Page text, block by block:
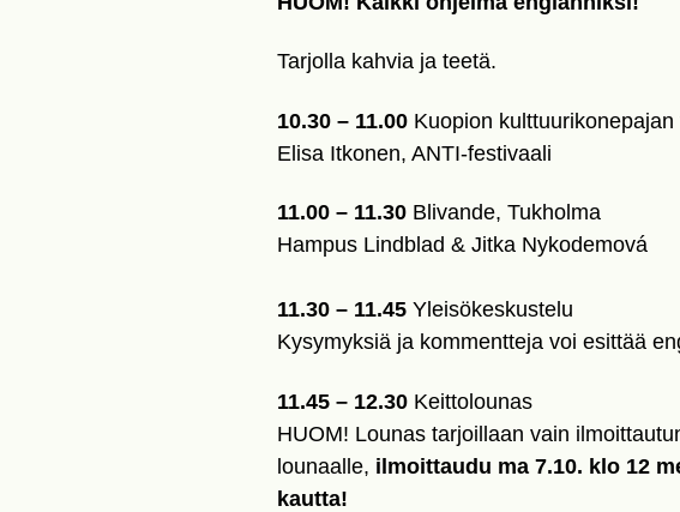
Tarjolla kahvia ja teetä.
10.30 – 11.00 Kuopion
Elisa Itkonen, ANTI-festivaali
11.00 – 11.30 Blivande, Tukholma
Hampus Lindblad & Jitka Nykodemová
11.30 – 11.45 Yleisökeskustelu
Kysymyksiä ja kommentteja voi esittää
11.45 – 12.30 Keittolounas
HUOM! Lounas tarjoillaan vain
lounaalle, ilmoittaudu ma 7.10. klo 12
kautta!